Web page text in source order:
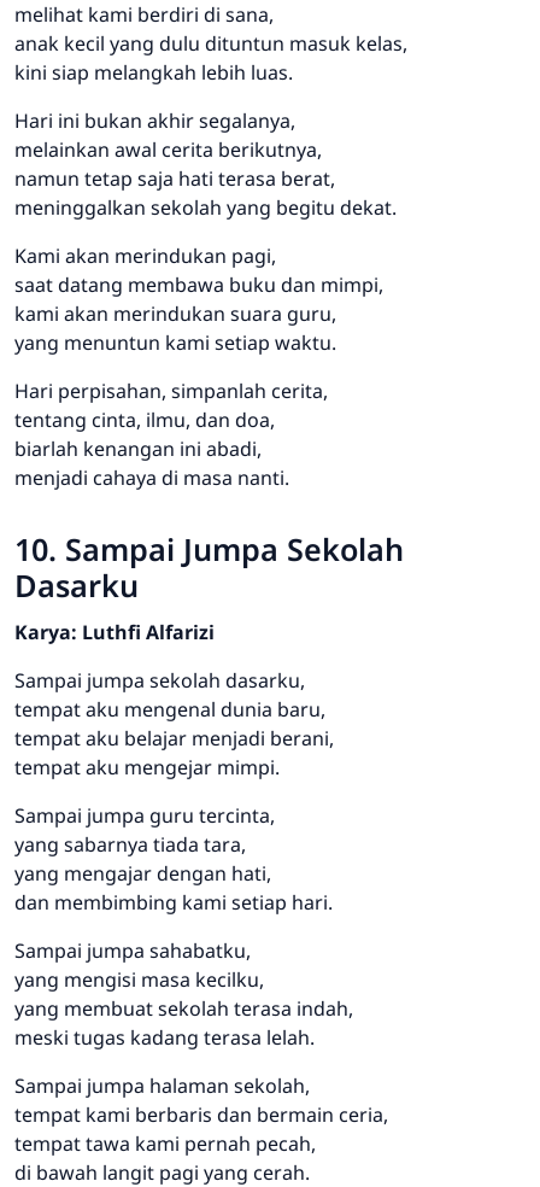
melihat kami berdiri di sana,
anak kecil yang dulu dituntun masuk kelas,
kini siap melangkah lebih luas.
Hari ini bukan akhir segalanya,
melainkan awal cerita berikutnya,
namun tetap saja hati terasa berat,
meninggalkan sekolah yang begitu dekat.
Kami akan merindukan pagi,
saat datang membawa buku dan mimpi,
kami akan merindukan suara guru,
yang menuntun kami setiap waktu.
Hari perpisahan, simpanlah cerita,
tentang cinta, ilmu, dan doa,
biarlah kenangan ini abadi,
menjadi cahaya di masa nanti.
10. Sampai Jumpa Sekolah
Dasarku
Karya: Luthfi Alfarizi
Sampai jumpa sekolah dasarku,
tempat aku mengenal dunia baru,
tempat aku belajar menjadi berani,
tempat aku mengejar mimpi.
Sampai jumpa guru tercinta,
yang sabarnya tiada tara,
yang mengajar dengan hati,
dan membimbing kami setiap hari.
Sampai jumpa sahabatku,
yang mengisi masa kecilku,
yang membuat sekolah terasa indah,
meski tugas kadang terasa lelah.
Sampai jumpa halaman sekolah,
tempat kami berbaris dan bermain ceria,
tempat tawa kami pernah pecah,
di bawah langit pagi yang cerah.